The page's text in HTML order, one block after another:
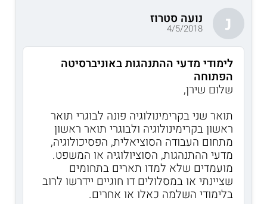
נ נועה סטרוז
4/5/2018
לימודי מדעי ההתנהגות באוניברסיטה
הפתוחה
שלום שירן,
תואר שני בקרימינולוגיה פונה לבוגרי תואר
ראשון בקרימינולוגיה ולבוגרי תואר ראשון
מתחום העבודה הסוציאלית, הפסיכולוגיה,
מדעי ההתנהגות, הסוציולוגיה או המשפט.
מועמדים שלא למדו תארים בתחומים
שציינתי או במסלולים דו חוגיים יידרשו לרוב
בלימודי השלמה כאלו או אחרים.